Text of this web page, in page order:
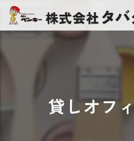
貸しオフ